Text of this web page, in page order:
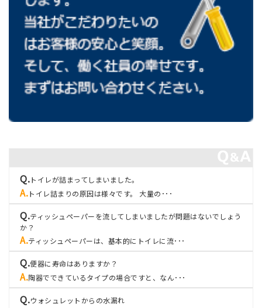
トイレが詰まってしまいました。
トイレ詰まりの原因は様々です。 大量の･･･
ティッシュペーパーを流してしまいましたが問題はないでしょう
か？
ティッシュペーパーは、基本的にトイレに流･･･
便器に寿命はありますか？
陶器でできているタイプの場合ですと、なん･･･
ウォシュレットからの水漏れ